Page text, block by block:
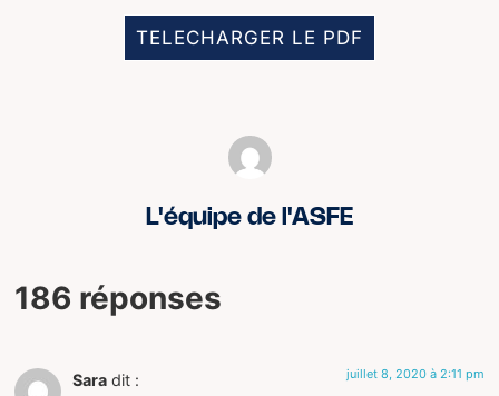
TELECHARGER LE PDF
L'équipe de l'ASFE
186 réponses
Sara dit : juillet 8, 2020 à 2:11 pm